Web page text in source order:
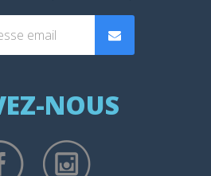
NOUS